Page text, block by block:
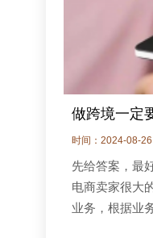
做跨境一定
时间：2024-08-26
先给答案，最
电商卖家很大
业务，根据业